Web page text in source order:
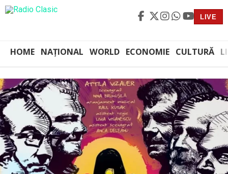
LIVE
HOME NAȚIONAL WORLD ECONOMIE CULTURĂ